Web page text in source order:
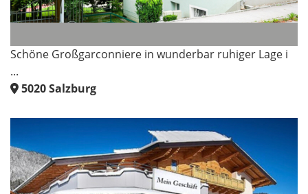
Schöne Großgarconniere in wunderbar ruhiger Lage i
...
5020Salzburg